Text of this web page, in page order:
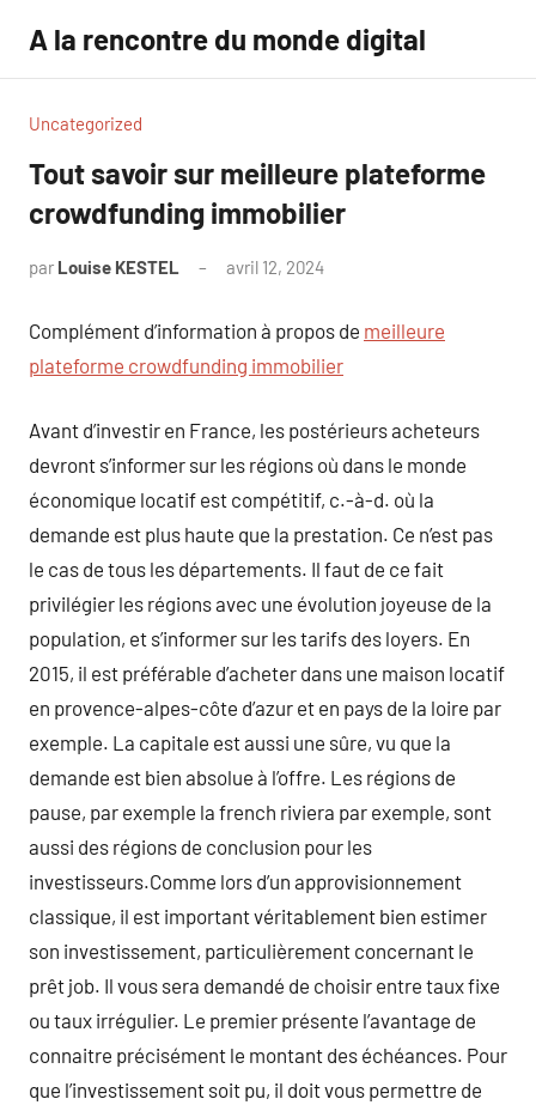
contenu
A la rencontre du monde digital
Uncategorized
Tout savoir sur meilleure plateforme
crowdfunding immobilier
par Louise KESTEL avril 12, 2024
Complément d’information à propos de meilleure
plateforme crowdfunding immobilier
Avant d’investir en France, les postérieurs acheteurs
devront s’informer sur les régions où dans le monde
économique locatif est compétitif, c.-à-d. où la
demande est plus haute que la prestation. Ce n’est pas
le cas de tous les départements. Il faut de ce fait
privilégier les régions avec une évolution joyeuse de la
population, et s’informer sur les tarifs des loyers. En
2015, il est préférable d’acheter dans une maison locatif
en provence-alpes-côte d’azur et en pays de la loire par
exemple. La capitale est aussi une sûre, vu que la
demande est bien absolue à l’offre. Les régions de
pause, par exemple la french riviera par exemple, sont
aussi des régions de conclusion pour les
investisseurs.Comme lors d’un approvisionnement
classique, il est important véritablement bien estimer
son investissement, particulièrement concernant le
prêt job. Il vous sera demandé de choisir entre taux fixe
ou taux irrégulier. Le premier présente l’avantage de
connaitre précisément le montant des échéances. Pour
que l’investissement soit pu, il doit vous permettre de